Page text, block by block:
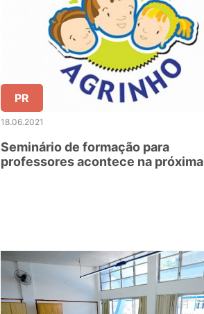
PR
18.06.2021
Seminário de formação para
professores acontece na próxima